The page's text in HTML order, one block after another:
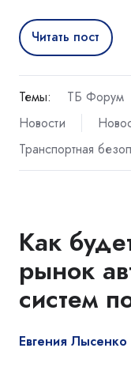
Читать пост
Темы: ТБ Форум
Новости
Транспортная
Как
рынок
систем
Евгения Лысенко